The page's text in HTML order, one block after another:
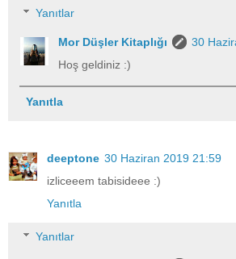
Yanıtlar
Mor Düşler Kitaplığı
30
Hoş geldiniz :)
Yanıtla
deeptone 30 Haziran 2019 21:59
izliceeem tabisideee :)
Yanıtla
Yanıtlar